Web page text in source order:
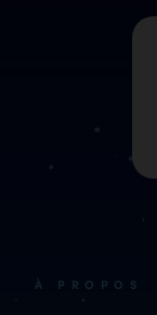
À PROPOS